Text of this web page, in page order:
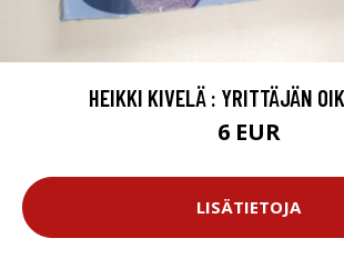
HEIKKI KIVELÄ : YRITTÄJÄN
6 EUR
LISÄTIETOJA